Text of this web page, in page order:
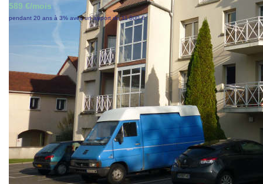
589 €/mois
pendant 20 ans à 3% avec un apport de 11 800 €
Description
Réf : 6313843
CHAMBLY CENTRE !
Dans résidence recherchée avec tennis, studio (27 m²) en
parfait état, clair et fonctionnel avec kitchenette aménagée
et sdb. Cave et place de parking extérieure.